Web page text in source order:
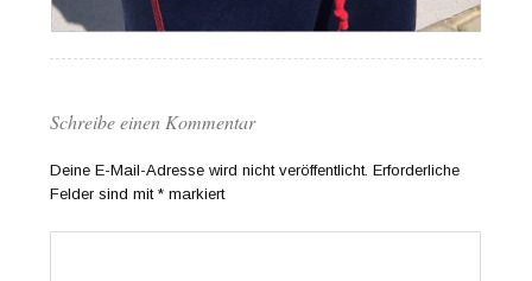
Schreibe einen Kommentar
Deine E-Mail-Adresse wird nicht veröffentlicht. Erforderliche
Felder sind mit* markiert